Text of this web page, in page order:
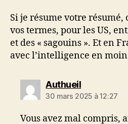
Si je résume votre résumé,
vos termes, pour les US,
et des « sagouins ». Et en
avec l’intelligence en
Authueildit :
30 mars 2025 à 12:27
Vous avez mal compris,